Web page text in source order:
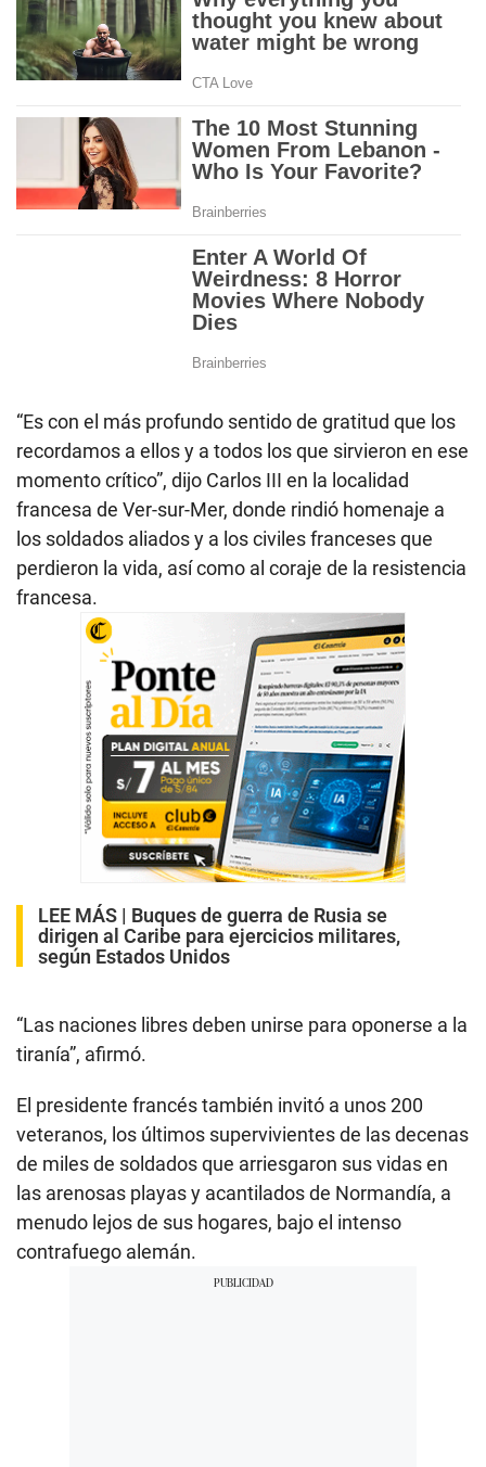
“Es con el más profundo sentido de gratitud que los
recordamos a ellos y a todos los que sirvieron en ese
momento crítico”, dijo Carlos III en la localidad
francesa de Ver-sur-Mer, donde rindió homenaje a
los soldados aliados y a los civiles franceses que
perdieron la vida, así como al coraje de la resistencia
francesa.
LEE MÁS | Buques de guerra de Rusia se
dirigen al Caribe para ejercicios militares,
según Estados Unidos
“Las naciones libres deben unirse para oponerse a la
tiranía”, afirmó.
El presidente francés también invitó a unos 200
veteranos, los últimos supervivientes de las decenas
de miles de soldados que arriesgaron sus vidas en
las arenosas playas y acantilados de Normandía, a
menudo lejos de sus hogares, bajo el intenso
contrafuego alemán.